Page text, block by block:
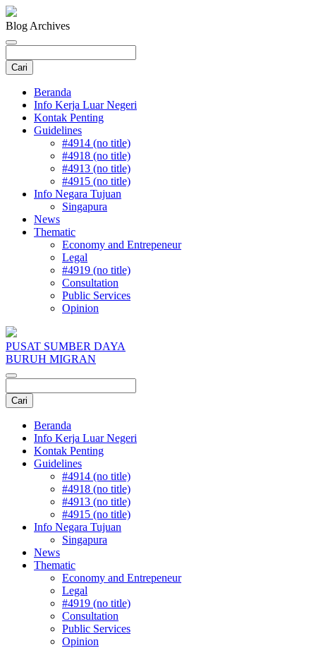
Blog Archives
Beranda
Info Kerja Luar Negeri
Kontak Penting
Guidelines
#4914 (no title)
#4918 (no title)
#4913 (no title)
#4915 (no title)
Info Negara Tujuan
Singapura
News
Thematic
Economy and Entrepeneur
Legal
#4919 (no title)
Consultation
Public Services
Opinion
PUSAT SUMBER DAYA
BURUH MIGRAN
Beranda
Info Kerja Luar Negeri
Kontak Penting
Guidelines
#4914 (no title)
#4918 (no title)
#4913 (no title)
#4915 (no title)
Info Negara Tujuan
Singapura
News
Thematic
Economy and Entrepeneur
Legal
#4919 (no title)
Consultation
Public Services
Opinion